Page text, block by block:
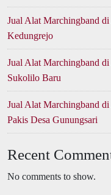
Jual Alat Marchingband
Kedungrejo
Jual Alat Marchingband
Sukolilo Baru
Jual Alat Marchingband
Pakis Desa Gunungsari
Recent
No comments to show.